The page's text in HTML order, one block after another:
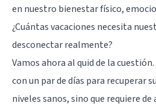
en nuestro bienestar físico,
¿Cuántas vacaciones necesita
desconectar realmente?
Vamos ahora al quid de la
con un par de días para recuperar
niveles sanos, sino que requiere de